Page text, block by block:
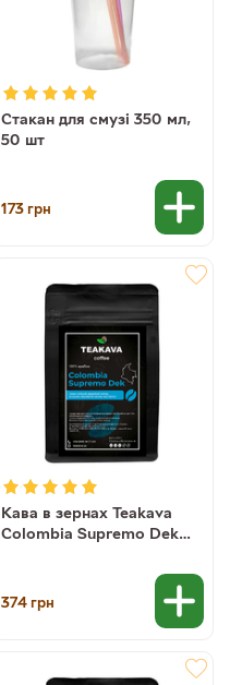
Стакан для смузі 350 мл,
50 шт
173грн
Кава в зернах Teakava
Colombia Supremo Dek
374грн